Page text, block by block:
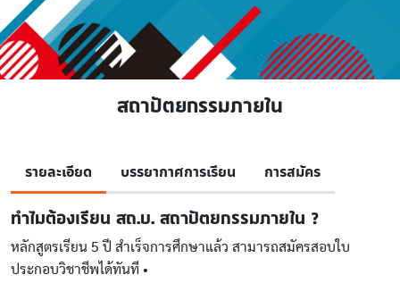
สถาปัตยกรรมภายใน
รายละเอียด บรรยากาศการเรียน การสมัคร
ทำไมต้องเรียน สถ.บ. สถาปัตยกรรมภายใน ?
หลักสูตรเรียน 5 ปี สำเร็จการศึกษาแล้ว สามารถสมัครสอบใบ
ประกอบวิชาชีพได้ทันที •